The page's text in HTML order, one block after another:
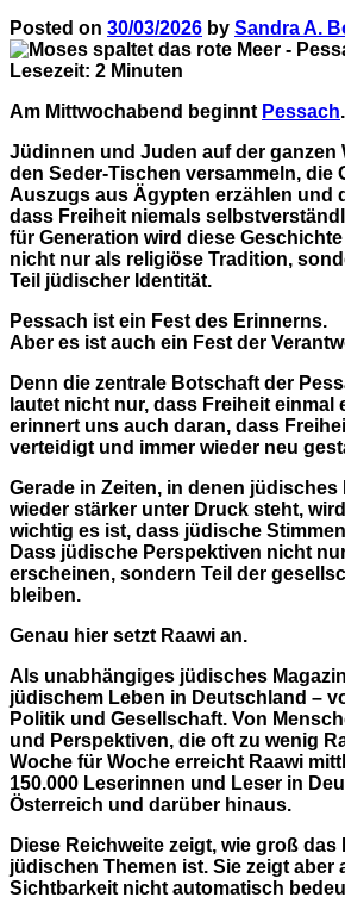
Posted on 30/03/2026 by Sandra A.
Lesezeit: 2 Minuten
Am Mittwochabend beginnt Pessach.
Jüdinnen und Juden auf der ganzen
den Seder-Tischen versammeln, die
Auszugs aus Ägypten erzählen und
dass Freiheit niemals
für Generation wird diese
nicht nur als religiöse Tradition,
Teil jüdischer Identität.
Pessach ist ein Fest des Erinnerns.
Aber es ist auch ein Fest der
Denn die zentrale Botschaft der
lautet nicht nur, dass Freiheit einmal
erinnert uns auch daran, dass
verteidigt und immer wieder neu
Gerade in Zeiten, in denen
wieder stärker unter Druck steht,
wichtig es ist, dass jüdische
Dass jüdische Perspektiven nicht
erscheinen, sondern Teil der
bleiben.
Genau hier setzt Raawi an.
Als unabhängiges jüdisches
jüdischem Leben in Deutschland –
Politik und Gesellschaft. Von
und Perspektiven, die oft zu wenig
Woche für Woche erreicht Raawi
150.000 Leserinnen und Leser in
Österreich und darüber hinaus.
Diese Reichweite zeigt, wie groß das
jüdischen Themen ist. Sie zeigt aber
Sichtbarkeit nicht automatisch